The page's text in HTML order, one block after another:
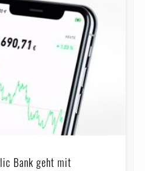
Bank geht mit